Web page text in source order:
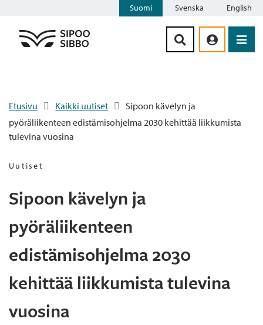
Suomi Svenska English
Etusivu Kaikki uutiset
Sipoon kävelyn ja
pyöräliikenteen edistämisohjelma 2030 kehittää liikkumista
tulevina vuosina
Uutiset
Sipoon kävelyn ja
pyöräliikenteen
edistämisohjelma 2030
kehittää liikkumista tulevina
vuosina